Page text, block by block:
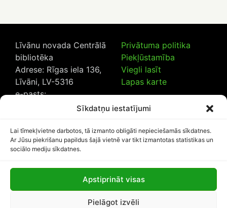
Sīkdatņu iestatījumi
Lai tīmekļvietne darbotos, tā izmanto obligāti nepieciešamās sīkdatnes.
Ar Jūsu piekrišanu papildus šajā vietnē var tikt izmantotas statistikas un
sociālo mediju sīkdatnes.
Apstiprināt visas
Pielāgot izvēli
Līvānu novada Centrālā
bibliotēka
Adrese: Rīgas iela 136,
Līvāni, LV-5316
e-pasts:
20230925
Privātuma politika
Piekļūstamība
Viegli lasīt
Lapas karte
Lapas apmeklētāju skaits: